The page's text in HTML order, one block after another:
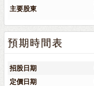
主要股東
預期時間表
招股日期
定價日期